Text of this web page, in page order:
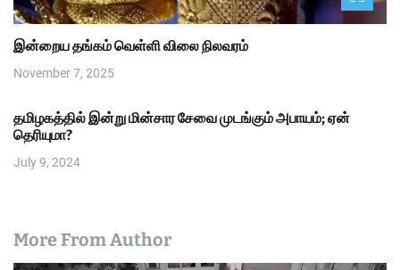
இன்றைய தங்கம் வெள்ளி விலை நிலவரம்
November 7, 2025
தமிழகத்தில் இன்று மின்சார சேவை முடங்கும் அபாயம்; ஏன்
தெரியுமா?
July 9, 2024
More From Author